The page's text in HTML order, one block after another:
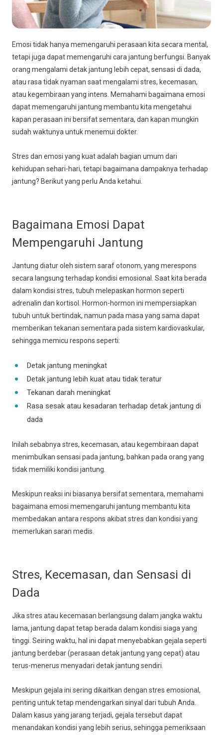
Emosi tidak hanya memengaruhi perasaan kita secara mental,
tetapi juga dapat memengaruhi cara jantung berfungsi. Banyak
orang mengalami detak jantung lebih cepat, sensasi di dada,
atau rasa tidak nyaman saat mengalami stres, kecemasan,
atau kegembiraan yang intens. Memahami bagaimana emosi
dapat memengaruhi jantung membantu kita mengetahui
kapan perasaan ini bersifat sementara, dan kapan mungkin
sudah waktunya untuk menemui dokter.
Stres dan emosi yang kuat adalah bagian umum dari
kehidupan sehari-hari, tetapi bagaimana dampaknya terhadap
jantung? Berikut yang perlu Anda ketahui.
Bagaimana Emosi Dapat
Mempengaruhi Jantung
Jantung diatur oleh sistem saraf otonom, yang merespons
secara langsung terhadap kondisi emosional. Saat kita berada
dalam kondisi stres, tubuh melepaskan hormon seperti
adrenalin dan kortisol. Hormon-hormon ini mempersiapkan
tubuh untuk bertindak, namun pada masa yang sama dapat
memberikan tekanan sementara pada sistem kardiovaskular,
sehingga memicu respons seperti:
Detak jantung meningkat
Detak jantung lebih kuat atau tidak teratur
Tekanan darah meningkat
Rasa sesak atau kesadaran terhadap detak jantung di
dada
Inilah sebabnya stres, kecemasan, atau kegembiraan dapat
menimbulkan sensasi pada jantung, bahkan pada orang yang
tidak memiliki kondisi jantung.
Meskipun reaksi ini biasanya bersifat sementara, memahami
bagaimana emosi memengaruhi jantung membantu kita
membedakan antara respons akibat stres dan kondisi yang
memerlukan saran medis.
Stres, Kecemasan, dan Sensasi di
Dada
Jika stres atau kecemasan berlangsung dalam jangka waktu
lama, jantung dapat tetap berada dalam kondisi siaga yang
tinggi. Seiring waktu, hal ini dapat menyebabkan gejala seperti
jantung berdebar (perasaan detak jantung yang cepat) atau
terus-menerus menyadari detak jantung sendiri.
Meskipun gejala ini sering dikaitkan dengan stres emosional,
penting untuk tetap mendengarkan sinyal dari tubuh Anda.
Dalam kasus yang jarang terjadi, gejala tersebut dapat
menandakan kondisi yang lebih serius, sehingga pemeriksaan